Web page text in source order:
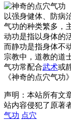
以强身健体、防病
气功的种类繁多，
动功是指以身体的
而静功是指身体不
宗教中，道教的道
气功常配合武术或
《神奇的点穴气功
声明：本站所有文
站内容侵犯了原著
气功 点穴